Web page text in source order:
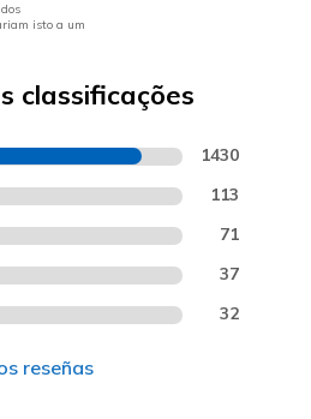
isto a um
classificações
1430
113
71
37
32
reseñas